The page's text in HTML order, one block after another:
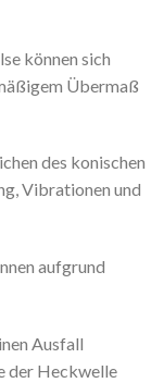
können sich
Übermaß
des konischen
Vibrationen und
aufgrund
Ausfall
der Heckwelle